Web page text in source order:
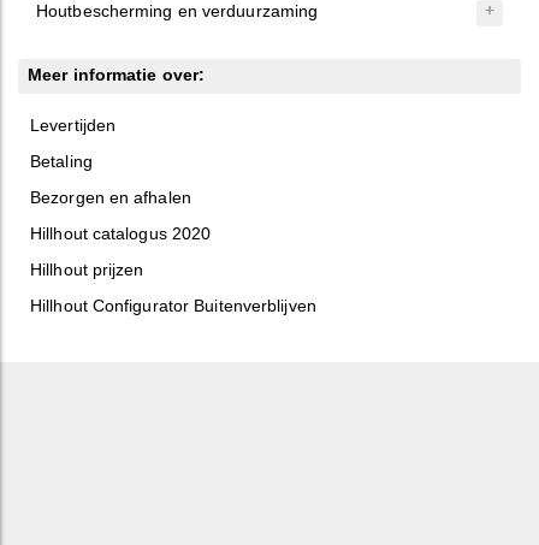
Houtbescherming en verduurzaming
Meer informatie over:
Levertijden
Betaling
Bezorgen en afhalen
Hillhout catalogus 2020
Hillhout prijzen
Hillhout Configurator Buitenverblijven